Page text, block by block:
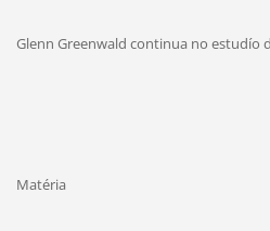
Glenn Greenwald continua no estudío
Matéria